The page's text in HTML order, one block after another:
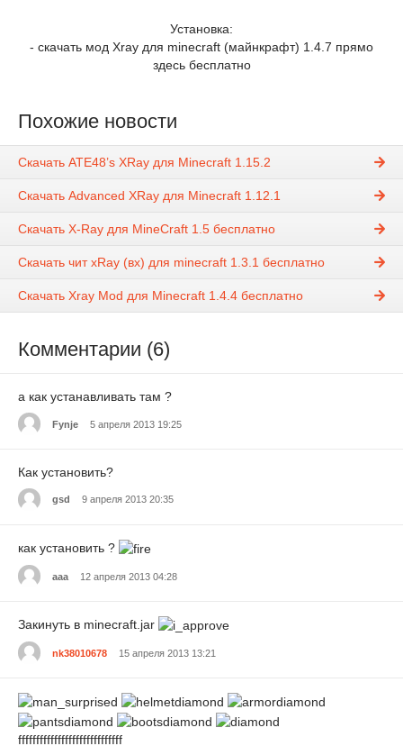
Установка:
- скачать мод Xray для minecraft (майнкрафт) 1.4.7 прямо
здесь бесплатно
Похожие новости
Скачать ATE48’s XRay для Minecraft 1.15.2
Скачать Advanced XRay для Minecraft 1.12.1
Скачать X-Ray для MineCraft 1.5 бесплатно
Скачать чит xRay (вх) для minecraft 1.3.1 бесплатно
Скачать Xray Mod для Minecraft 1.4.4 бесплатно
Комментарии (6)
а как устанавливать там ?
Fynje 5 апреля 2013 19:25
Как установить?
gsd 9 апреля 2013 20:35
как установить ?
aaa 12 апреля 2013 04:28
Закинуть в minecraft.jar
nk38010678 15 апреля 2013 13:21
fffffffffffffffffffffffffffff